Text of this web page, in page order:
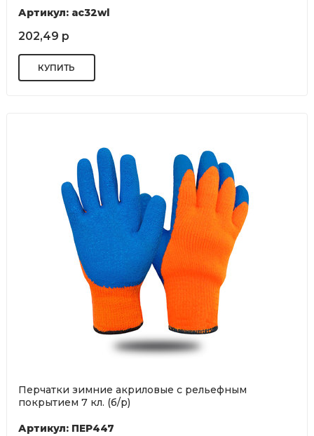
Артикул: ас32wl
202,49 р
Перчатки зимние акриловые с рельефным
покрытием 7 кл. (б/р)
Артикул: ПЕР447